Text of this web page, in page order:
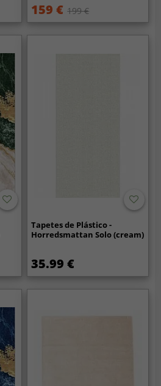
159 € 199 €
Tapetes de Plástico -
Horredsmattan Solo (cream)
35.99 €